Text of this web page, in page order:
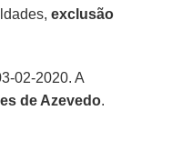
exclusão
02-2020. A
de Azevedo.